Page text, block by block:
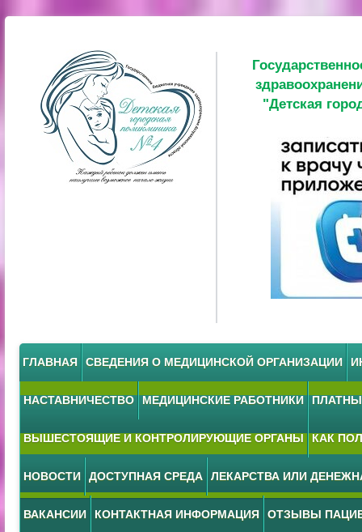
"Детская
ГЛАВНАЯ СВЕДЕНИЯ О МЕДИЦИНСКОЙ ОРГАНИЗАЦИИ
НАСТАВНИЧЕСТВО МЕДИЦИНСКИЕ РАБОТНИКИ
ВЫШЕСТОЯЩИЕ И КОНТРОЛИРУЮЩИЕ ОРГАНЫ КАК
НОВОСТИ ДОСТУПНАЯ СРЕДА ЛЕКАРСТВА ИЛИ
ВАКАНСИИ КОНТАКТНАЯ ИНФОРМАЦИЯ ОТЗЫВЫ